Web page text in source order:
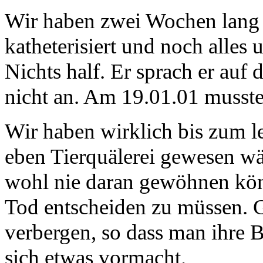
Wir haben zwei Wochen
katheterisiert und noch alles
Nichts half. Er sprach er auf
nicht an. Am 19.01.01
Wir haben wirklich bis zum
eben Tierquälerei gewesen
wohl nie daran gewöhnen
Tod entscheiden zu müssen.
verbergen, so dass man ihre
sich etwas vormacht.